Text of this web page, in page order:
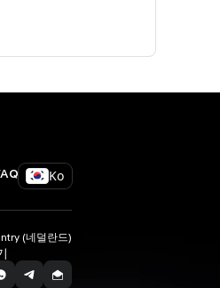
Ko
(네덜란드)